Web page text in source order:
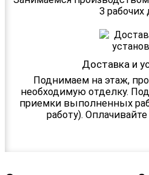
3 рабочих
Доставка и
Поднимаем на этаж,
необходимую отделку.
приемки выполненных
работу).